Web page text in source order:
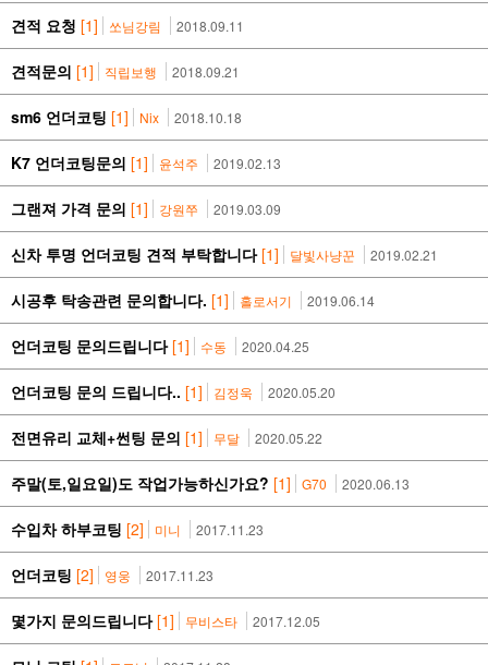
견적 요청 [1] 쏘님강림 2018.09.11
견적문의 [1] 직립보행 2018.09.21
sm6 언더코팅 [1] Nix 2018.10.18
K7 언더코팅문의 [1] 윤석주 2019.02.13
그랜져 가격 문의 [1] 강원쭈 2019.03.09
신차 투명 언더코팅 견적 부탁합니다 [1] 달빛사냥꾼 2019.02.21
시공후 탁송관련 문의합니다. [1] 홀로서기 2019.06.14
언더코팅 문의드립니다 [1] 수동 2020.04.25
언더코팅 문의 드립니다.. [1] 김정욱 2020.05.20
전면유리 교체+썬팅 문의 [1] 무달 2020.05.22
주말(토,일요일)도 작업가능하신가요? [1] G70 2020.06.13
수입차 하부코팅 [2] 미니 2017.11.23
언더코팅 [2] 영웅 2017.11.23
몇가지 문의드립니다 [1] 무비스타 2017.12.05